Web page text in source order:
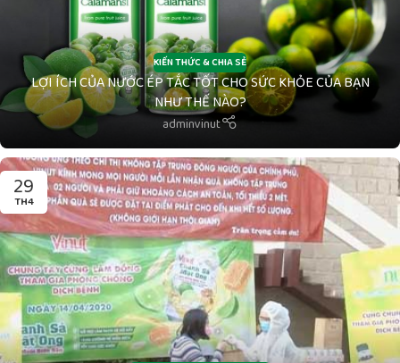
KIẾN THỨC & CHIA SẺ
LỢI ÍCH CỦA NƯỚC ÉP TẮC TỐT CHO SỨC KHỎE CỦA BẠN
NHƯ THẾ NÀO?
adminvinut
29
TH4